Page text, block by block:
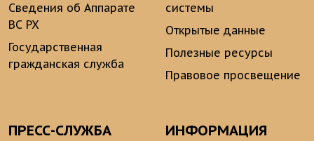
Сведения об Аппарате
ВС РХ
Государственная
гражданская служба
системы
Открытые данные
Полезные ресурсы
Правовое просвещение
ПРЕСС-СЛУЖБА ИНФОРМАЦИЯ